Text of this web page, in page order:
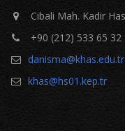
Cibali Mah. Kadir
+90 (212) 533 65 32
danisma@khas.edu.tr
khas@hs01.kep.tr